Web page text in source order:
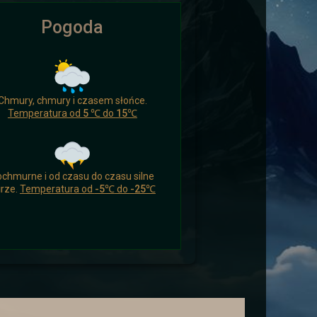
czasu nacieszyć się czymś
drogowcy zaskoczeni.
i wysłać ich aby wsparli
Pogoda
chmury i czasem słońce.
Temperatura od 5 ℃do 15℃
i od czasu do czasu silne
Temperatura od -5℃do -25℃